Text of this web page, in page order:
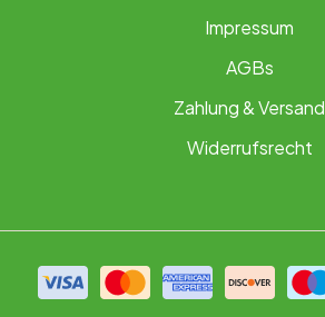
Impressum
AGBs
Zahlung & Versand
Widerrufsrecht